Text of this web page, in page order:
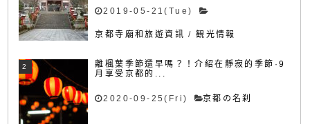
2019-05-21(Tue)
京都寺廟和旅遊資訊 /観光情報
離楓葉季節還早嗎？！介紹在靜寂的季節·9
月享受京都的...
2020-09-25(Fri) 京都の名刹